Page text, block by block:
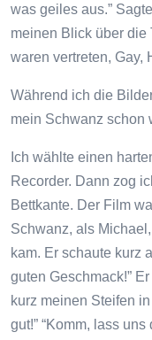
was geiles aus.”
meinen Blick über die
waren vertreten, Gay,
Während ich die
mein Schwanz schon
Ich wählte einen
Recorder. Dann zog
Bettkante. Der Film
Schwanz, als
kam. Er schaute kurz
guten Geschmack!”
kurz meinen Steifen
gut!” “Komm, lass